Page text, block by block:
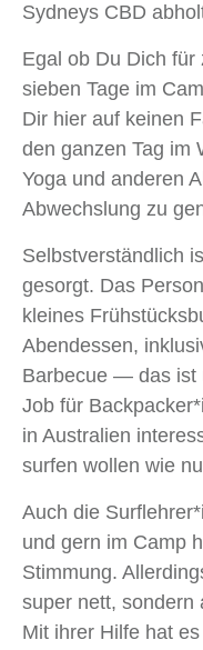
Sydneys CBD
Egal ob Du Dich
sieben Tage im
Dir hier auf keinen
den ganzen Tag im
Yoga und anderen
Abwechslung zu
Selbstverständlich
gesorgt. Das
kleines
Abendessen,
Barbecue — das ist
Job für
in Australien
surfen wollen wie
Auch die
und gern im Camp
Stimmung.
super nett, sondern
Mit ihrer Hilfe hat